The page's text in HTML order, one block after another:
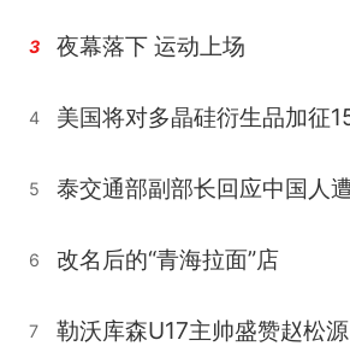
3 夜幕落下 运动上场
4
5
6 改名后的“青海拉面”店
7 勒沃库森U17主帅盛赞赵松源